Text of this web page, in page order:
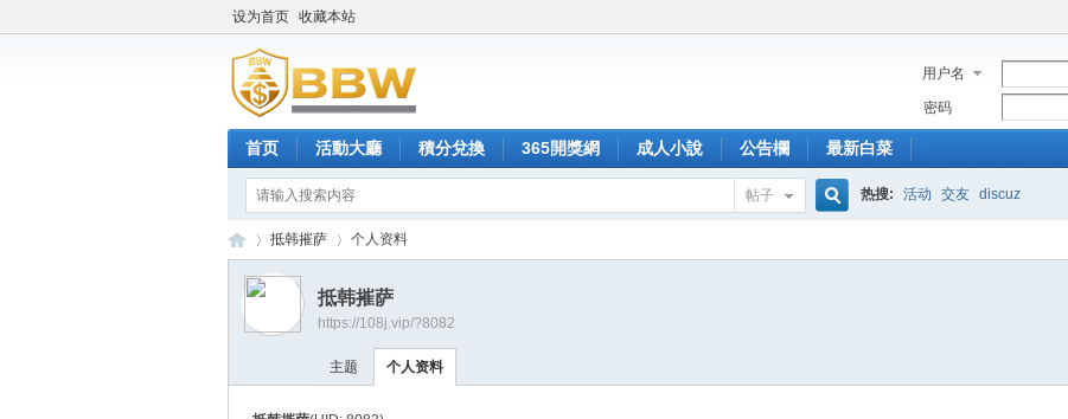
设为首页 收藏本站
用户名
密码
首页 活動大廳 積分兌換 365開獎網 成人小說 公告欄 最新白菜
帖子 热搜: 活动 交友 discuz
抵韩摧萨 个人资料
抵韩摧萨
https://108j.vip/?8082
主题 个人资料